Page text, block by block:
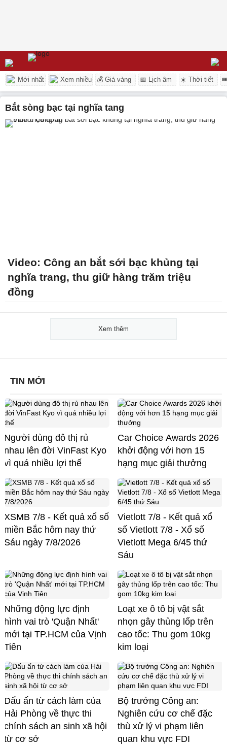
Mới nhất Xem nhiều 💰 Giá vàng 📅 Lịch âm ☀️ Thời tiết
bắt sòng bạc tại nghĩa tang
Video: Công an bắt sới bạc khủng tại
nghĩa trang, thu giữ hàng trăm triệu
đồng
Xem thêm
TIN MỚI
Người dùng đô thị rủ
nhau lên đời VinFast Kyo
vì quá nhiều lợi thế
Car Choice Awards 2026
khởi động với hơn 15
hạng mục giải thưởng
XSMB 7/8 - Kết quả xổ số
miền Bắc hôm nay thứ
Sáu ngày 7/8/2026
Vietlott 7/8 - Kết quả xổ
số Vietlott 7/8 - Xổ số
Vietlott Mega 6/45 thứ
Sáu
Những động lực định
hình vai trò 'Quận Nhất'
mới tại TP.HCM của Vịnh
Tiên
Loạt xe ô tô bị vật sắt
nhọn gây thủng lốp trên
cao tốc: Thu gom 10kg
kim loại
Dấu ấn từ cách làm của
Hải Phòng về thực thi
chính sách an sinh xã hội
từ cơ sở
Bộ trưởng Công an:
Nghiên cứu cơ chế đặc
thù xử lý vi phạm liên
quan khu vực FDI